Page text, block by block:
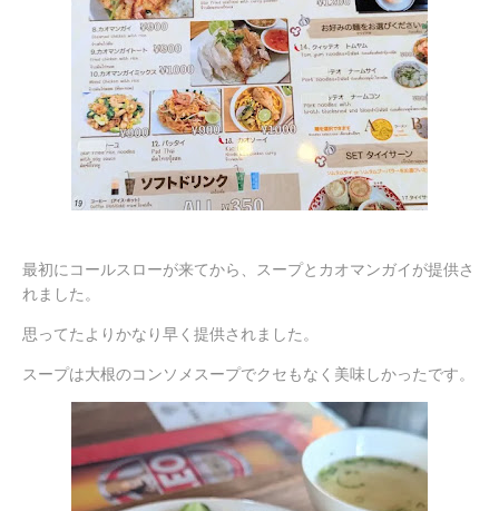
最初にコールスローが来てから、スープとカオマンガイが提供さ
れました。
思ってたよりかなり早く提供されました。
スープは大根のコンソメスープでクセもなく美味しかったです。